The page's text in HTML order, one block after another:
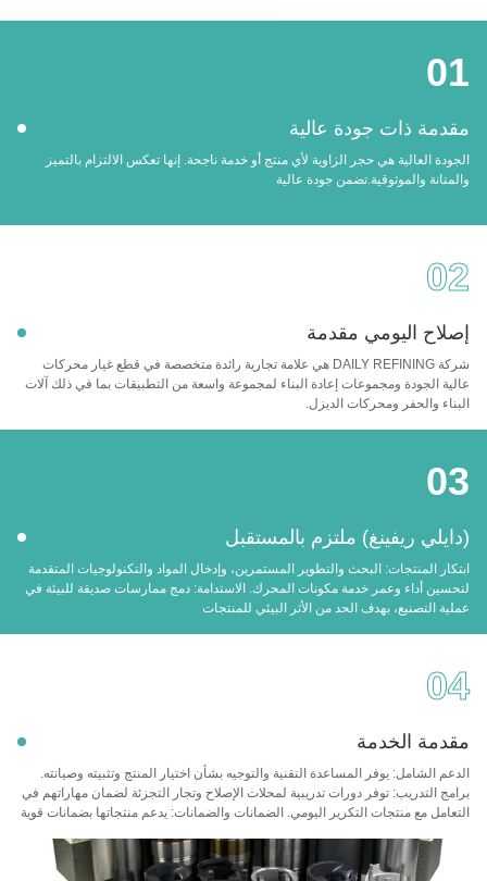
01
مقدمة ذات جودة عالية
الجودة العالية هي حجر الزاوية لأي منتج أو خدمة ناجحة. إنها تعكس الالتزام بالتميز
والمتانة والموثوقية.تضمن جودة عالية
02
إصلاح اليومي مقدمة
شركة DAILY REFINING هي علامة تجارية رائدة متخصصة في قطع غيار محركات
عالية الجودة ومجموعات إعادة البناء لمجموعة واسعة من التطبيقات بما في ذلك آلات
البناء والحفر ومحركات الديزل.
03
(دايلي ريفينغ) ملتزم بالمستقبل
ابتكار المنتجات: البحث والتطوير المستمرين، وإدخال المواد والتكنولوجيات المتقدمة
لتحسين أداء وعمر خدمة مكونات المحرك. الاستدامة: دمج ممارسات صديقة للبيئة في
عملية التصنيع، بهدف الحد من الأثر البيئي للمنتجات
04
مقدمة الخدمة
الدعم الشامل: يوفر المساعدة التقنية والتوجيه بشأن اختيار المنتج وتثبيته وصيانته.
برامج التدريب: توفر دورات تدريبية لمحلات الإصلاح وتجار التجزئة لضمان مهاراتهم في
التعامل مع منتجات التكرير اليومي. الضمانات والضمانات: يدعم منتجاتها بضمانات قوية